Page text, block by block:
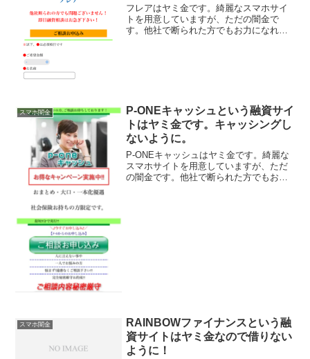
フレアはヤミ金です。綺麗なスマホサイ
トを用意していますが、ただの闇金で
す。他社で断られた方でもお力になれま
スマホ闇金
P-ONEキャッシュという融資サイ
トはヤミ金です。キャッシングし
ないように。
P-ONEキャッシュはヤミ金です。綺麗な
スマホサイトを用意していますが、ただ
の闇金です。他社で断られた方でもお力
スマホ闇金
RAINBOWファイナンスという融
資サイトはヤミ金なので借りない
ように！